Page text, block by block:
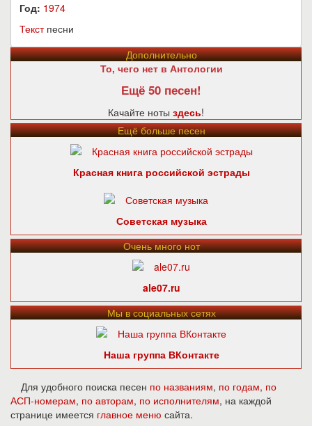
Год: 1974
Текстпесни
Дополнительно
То, чего нет в Антологии
Ещё 50 песен!
Качайте ноты здесь!
Ещё больше песен
Красная книга российской эстрады
Советская музыка
Очень много нот
ale07.ru
Мы в социальных сетях
Наша группа ВКонтакте
Для удобного поиска песен по названиям, по годам, по
АСП-номерам, по авторам, по исполнителям, на каждой
странице имеется главное меню сайта.